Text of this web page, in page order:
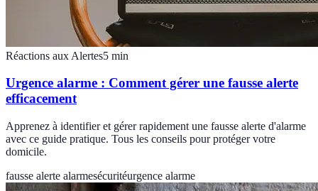
Réactions aux Alertes5 min
Urgence alarme : Comment gérer une fausse alerte
efficacement
Apprenez à identifier et gérer rapidement une fausse alerte d'alarme
avec ce guide pratique. Tous les conseils pour protéger votre
domicile.
fausse alerte alarmesécuritéurgence alarme